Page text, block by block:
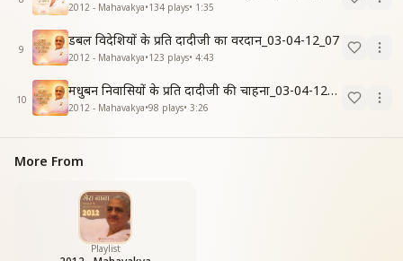
2012 - Mahavakya•134 plays• 1:35
9
डबल विदेशियों के प्रति दादीजी का वरदान_03-04-12_07
2012 - Mahavakya•123 plays• 4:43
10
मधुबन निवासियों के प्रति दादीजी की चाहना_03-04-12_06
2012 - Mahavakya•98 plays• 3:26
More From
Playlist